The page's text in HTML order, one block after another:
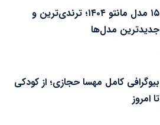
۱۵ مدل مانتو ۱۴۰۴؛ ترندی‌ترین و
جدیدترین مدل‌ها
بیوگرافی کامل مهسا حجازی؛ از کودکی
تا امروز